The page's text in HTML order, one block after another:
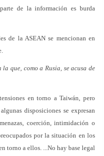
de la información es burda
de la ASEAN se mencionan en
que, como a Rusia, se acusa de
en torno a Taiwán, pero
disposiciones se expresan
coerción, intimidación o
por la situación en los
torno a ellos. ...No hay base legal